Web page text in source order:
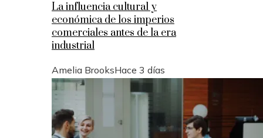
La influencia cultural y
económica de los imperios
comerciales antes de la era
industrial
Amelia BrooksHace 3 días